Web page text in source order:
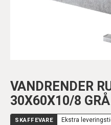
VANDRENDER
30X60X10/8
SKAFFEVARE Ekstra